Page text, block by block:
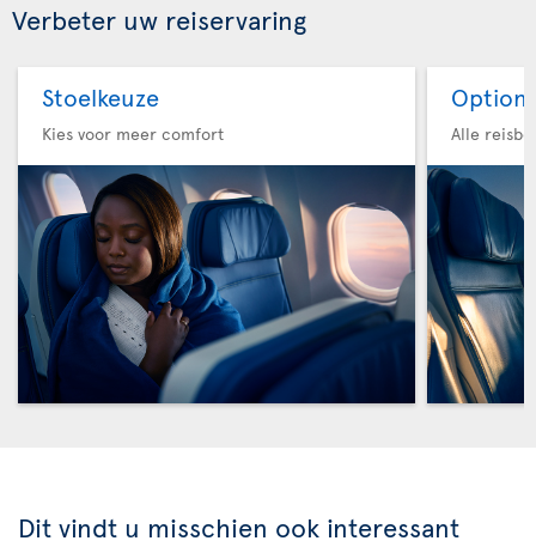
Verbeter uw reiservaring
Stoelkeuze
Kies voor meer comfort
Option
Alle
Dit vindt u misschien ook interessant